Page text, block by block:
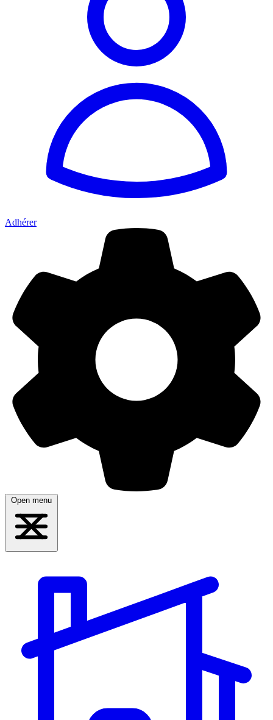
Adhérer
Open menu